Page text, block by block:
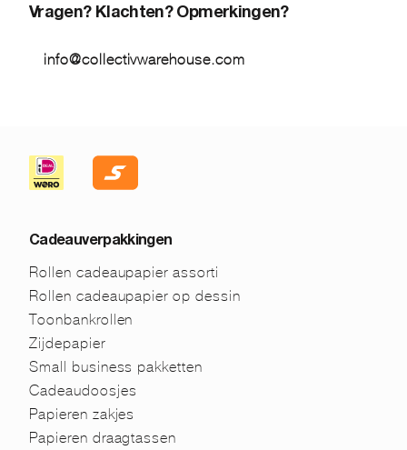
Vragen? Klachten? Opmerkingen?
info@collectivwarehouse.com
Cadeauverpakkingen
Rollen cadeaupapier assorti
Rollen cadeaupapier op dessin
Toonbankrollen
Zijdepapier
Small business pakketten
Cadeaudoosjes
Papieren zakjes
Papieren draagtassen